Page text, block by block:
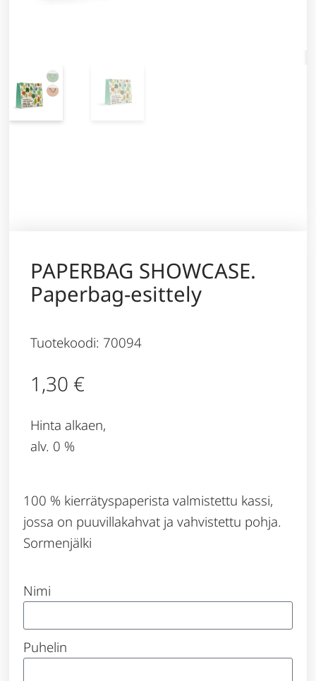
PAPERBAG SHOWCASE.
Paperbag-esittely
Tuotekoodi: 70094
1,30 €
Hinta alkaen,
alv. 0 %
100 % kierrätyspaperista valmistettu kassi,
jossa on puuvillakahvat ja vahvistettu pohja.
Sormenjälki
Nimi
Puhelin